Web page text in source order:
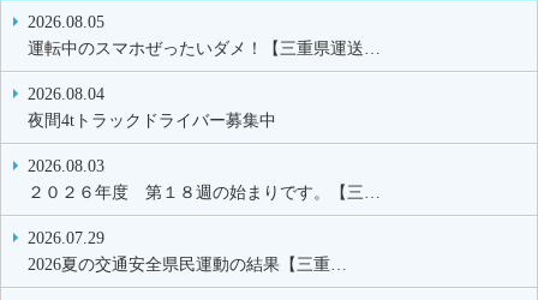
2026.08.05
運転中のスマホぜったいダメ！【三重県運送…
2026.08.04
夜間4tトラックドライバー募集中
2026.08.03
２０２６年度 第１８週の始まりです。【三…
2026.07.29
2026夏の交通安全県民運動の結果【三重…